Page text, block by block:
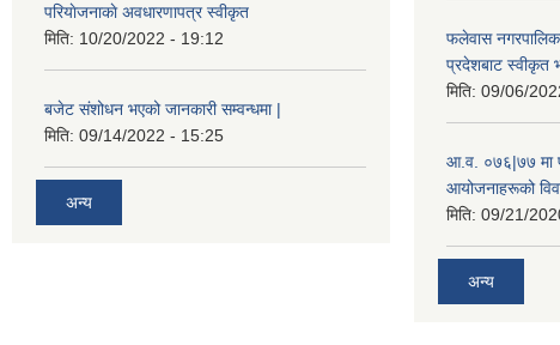
परियाेजनाकाे अवधारणापत्र स्वीकृत
मिति: 10/20/2022 - 19:12
बजेट संशोधन भएको जानकारी सम्वन्धमा |
मिति: 09/14/2022 - 15:25
अन्य
फलेवास
प्रदेशबाट स्वीकृत
मिति: 09/06/
आ.व. ०७६|७७ मा
आयोजनाहरूको
मिति: 09/21/
अन्य